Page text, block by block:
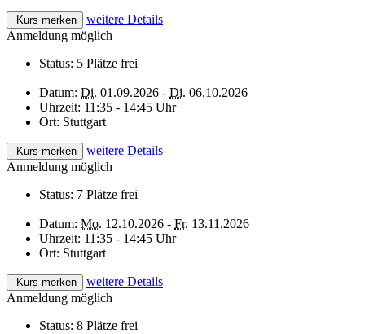
Kurs merken
weitere Details
Anmeldung möglich
Status: 5 Plätze frei
Datum: Di. 01.09.2026 - Di. 06.10.2026
Uhrzeit: 11:35 - 14:45 Uhr
Ort: Stuttgart
Kurs merken
weitere Details
Anmeldung möglich
Status: 7 Plätze frei
Datum: Mo. 12.10.2026 - Fr. 13.11.2026
Uhrzeit: 11:35 - 14:45 Uhr
Ort: Stuttgart
Kurs merken
weitere Details
Anmeldung möglich
Status: 8 Plätze frei